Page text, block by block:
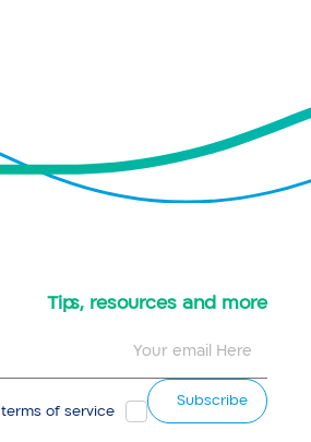
​Tips, resources and more
terms of service